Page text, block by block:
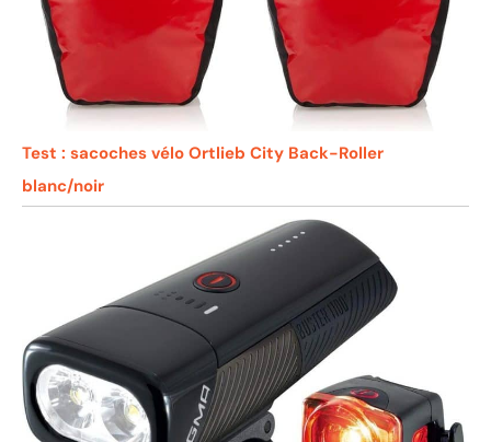
Test : sacoches vélo Ortlieb City Back-Roller
blanc/noir